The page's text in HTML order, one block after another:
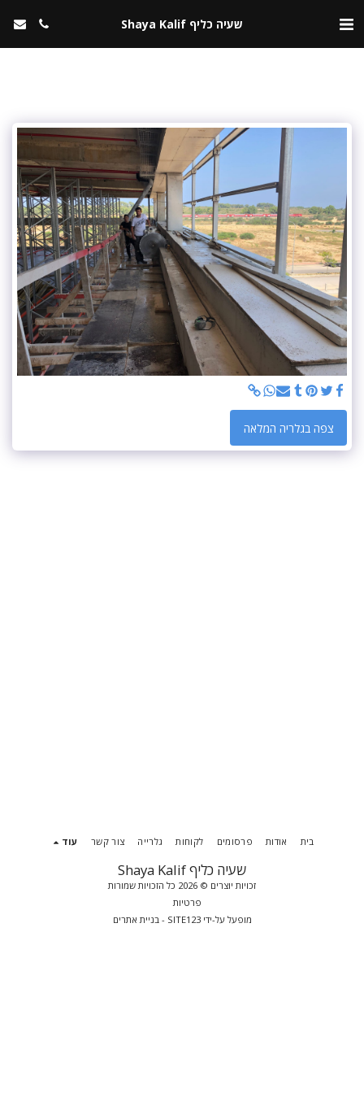
שעיה כליף Shaya Kalif
צפה בגלריה המלאה
שעיה כליף Shaya Kalif
זכויות יוצרים © 2026 כל הזכויות שמורות
פרטיות
מופעל על-ידיSITE123
- בניית אתרים
בית אודות פרסומים לקוחות גלרייה צור קשר עוד